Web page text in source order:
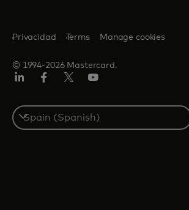
© 1994-2026 Mastercard.
Privacidad Terms Manage cookies
Select
a
country